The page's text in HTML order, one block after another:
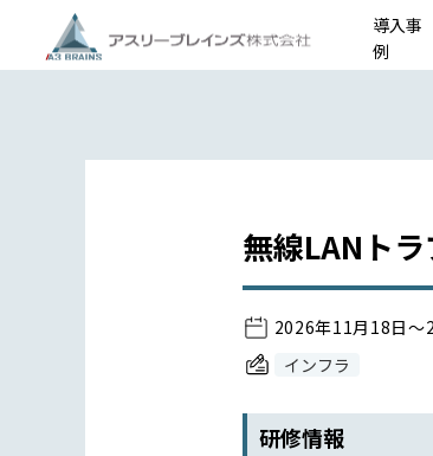
導入事
例
無線LANト
2026年11月18日～
インフラ
研修情報